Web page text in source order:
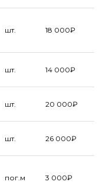
шт. 18 000₽
шт. 14 000₽
шт. 20 000₽
шт. 26 000₽
пог.м 3 000₽